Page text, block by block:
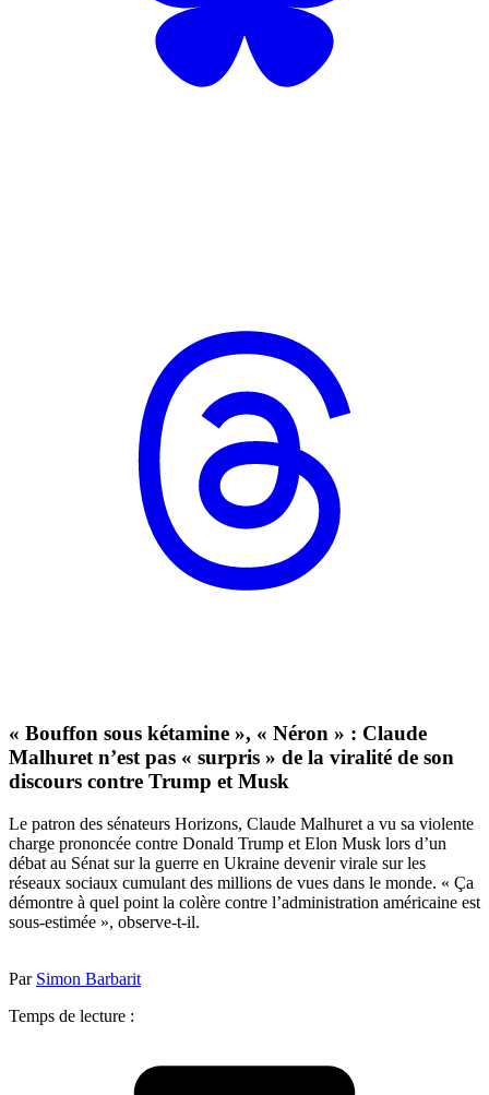
« Bouffon sous kétamine », « Néron » : Claude
Malhuret n’est pas « surpris » de la viralité de son
discours contre Trump et Musk
Le patron des sénateurs Horizons, Claude Malhuret a vu sa violente
charge prononcée contre Donald Trump et Elon Musk lors d’un
débat au Sénat sur la guerre en Ukraine devenir virale sur les
réseaux sociaux cumulant des millions de vues dans le monde. « Ça
démontre à quel point la colère contre l’administration américaine est
sous-estimée », observe-t-il.
Par Simon Barbarit
Temps de lecture :